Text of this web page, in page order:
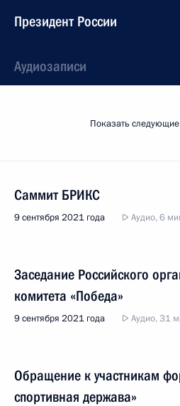
Президент России
Аудиозаписи
Показать
Саммит БРИКС
9 сентября 2021 года Аудио, 6
Заседание Российского
комитета «Победа»
9 сентября 2021 года Аудио, 31
Обращение к участникам
спортивная держава»